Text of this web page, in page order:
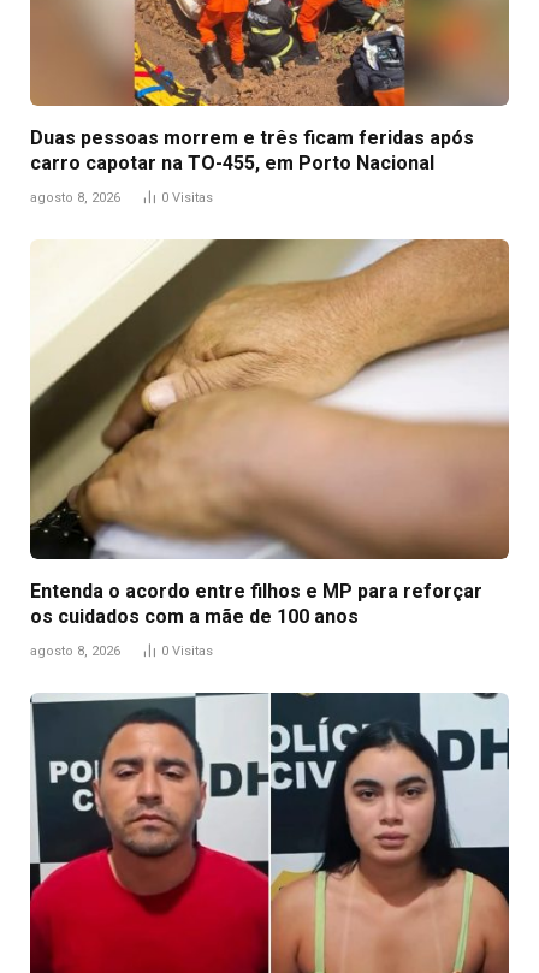
Duas pessoas morrem e três ficam feridas após
carro capotar na TO-455, em Porto Nacional
agosto 8, 2026 0 Visitas
Entenda o acordo entre filhos e MP para reforçar
os cuidados com a mãe de 100 anos
agosto 8, 2026 0 Visitas